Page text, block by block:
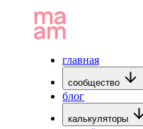
главная
сообщество
блог
калькуляторы